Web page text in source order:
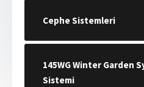
Cephe Sistemleri
145WG Winter Garden
Sistemi